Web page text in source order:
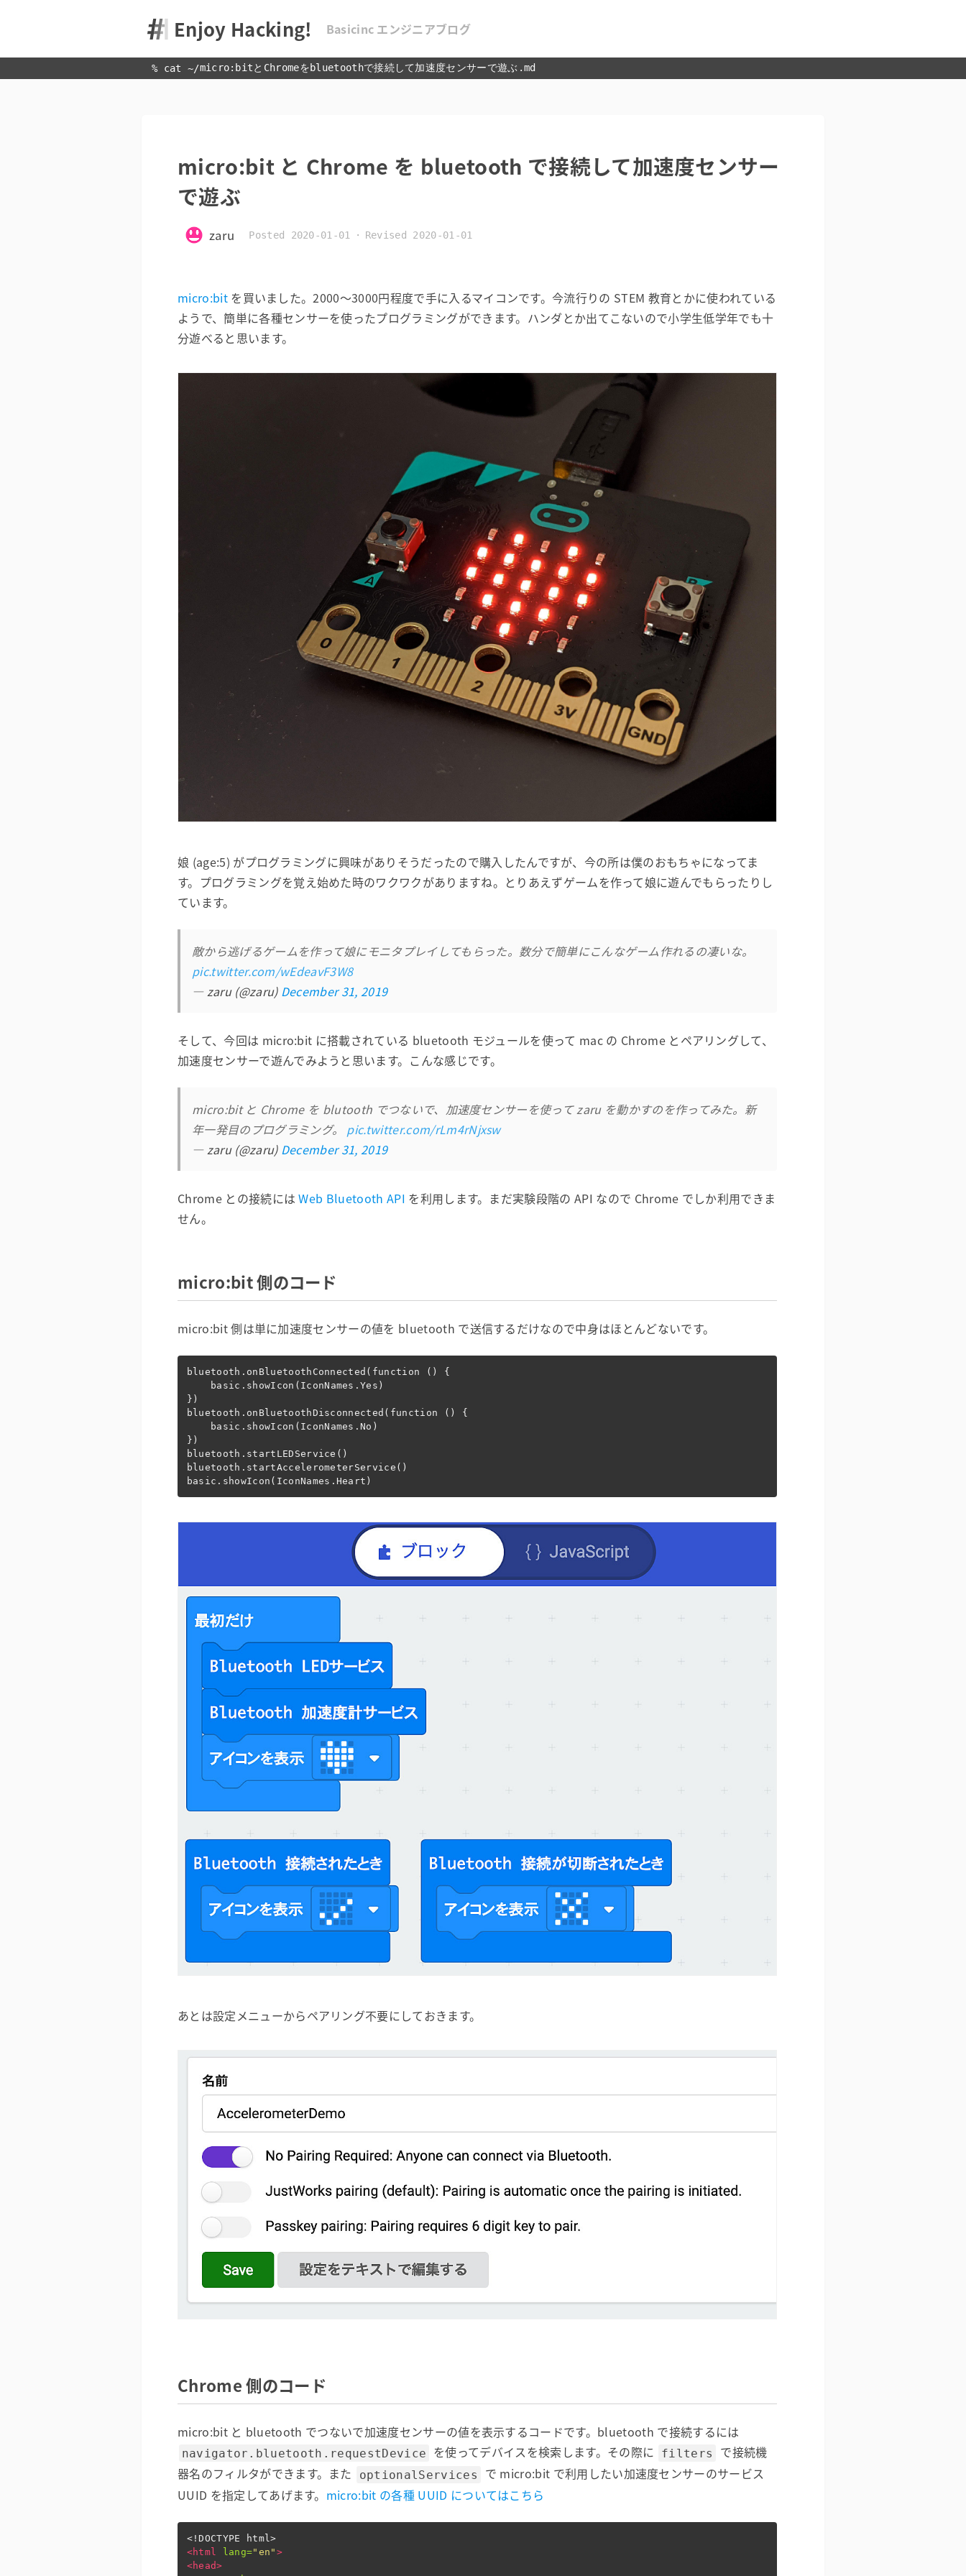
Enjoy Hacking! Basicinc エンジニアブログ
% cat ~/micro:bitとChromeをbluetoothで接続して加速度センサーで遊ぶ.md
micro:bit と Chrome を bluetooth で接続して加速度センサー
で遊ぶ
zaru Posted 2020-01-01 Revised 2020-01-01
micro:bitを買いました。2000〜3000円程度で手に入るマイコンです。今流行りの STEM 教育とかに使われている
ようで、簡単に各種センサーを使ったプログラミングができます。ハンダとか出てこないので小学生低学年でも十
分遊べると思います。
娘 (age:5) がプログラミングに興味がありそうだったので購入したんですが、今の所は僕のおもちゃになってま
す。プログラミングを覚え始めた時のワクワクがありますね。とりあえずゲームを作って娘に遊んでもらったりし
ています。
敵から逃げるゲームを作って娘にモニタプレイしてもらった。数分で簡単にこんなゲーム作れるの凄いな。
pic.twitter.com/wEdeavF3W8
— zaru (@zaru) December 31, 2019
そして、今回は micro:bit に搭載されている bluetooth モジュールを使って mac の Chrome とペアリングして、
加速度センサーで遊んでみようと思います。こんな感じです。
micro:bit と Chrome を blutooth でつないで、加速度センサーを使って zaru を動かすのを作ってみた。新
年一発目のプログラミング。 pic.twitter.com/rLm4rNjxsw
— zaru (@zaru) December 31, 2019
Chrome との接続にはWeb Bluetooth API を利用します。まだ実験段階の API なので Chrome でしか利用できま
せん。
micro:bit 側のコード
micro:bit 側は単に加速度センサーの値を bluetooth で送信するだけなので中身はほとんどないです。
bluetooth . onBluetoothConnected ( function ()
{
basic . showIcon ( IconNames .Yes )
})
bluetooth . onBluetoothDisconnected ( function ()
{
basic . showIcon ( IconNames . No )
})
bluetooth . startLEDService ()
bluetooth . startAccelerometerService ()
basic . showIcon ( IconNames . Heart )
あとは設定メニューからペアリング不要にしておきます。
Chrome 側のコード
micro:bit と bluetooth でつないで加速度センサーの値を表示するコードです。bluetooth で接続するには
navigator.bluetooth.requestDevice を使ってデバイスを検索します。その際に filters
で接続機
器名のフィルタができます。また
optionalServices
で micro:bit で利用したい加速度センサーのサービス
UUID を指定してあげます。 micro:bit の各種 UUID についてはこちら
<!DOCTYPE html>
<html
lang="en" >
<head>